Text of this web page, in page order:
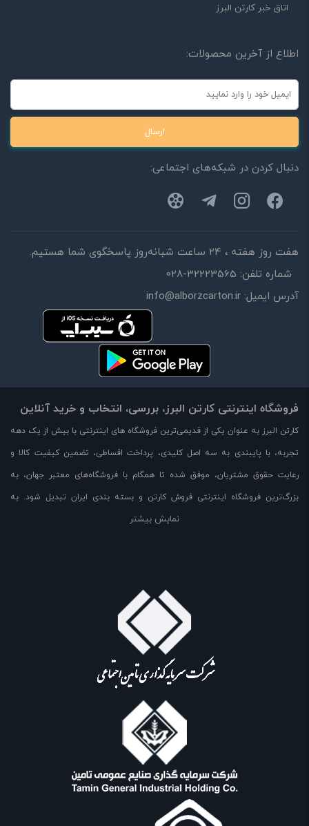
اتاق خبر کارتن البرز
اطلاع از آخرین محصولات:
ارسال
دنبال کردن در شبکه‌های اجتماعی:
هفت روز هفته ، 24 ساعت شبانه‌روز پاسخگوی شما هستیم.
شماره تلفن: 028-32223565
آدرس ایمیل: info@alborzcarton.ir
فروشگاه اینترنتی کارتن البرز، بررسی، انتخاب و خرید آنلاین
کارتن البرز به عنوان یکی از قدیمی‌ترین فروشگاه های اینترنتی با بیش از یک دهه
تجربه، با پایبندی به سه اصل کلیدی، پرداخت اقساطی، تضمین کیفیت کالا و
رعایت حقوق مشتریان، موفق شده تا همگام با فروشگاه‌های معتبر جهان، به
بزرگ‌ترین فروشگاه اینترنتی فروش کارتن و بسته بندی ایران تبدیل شود. به
محض ورود به کارتن البرز با یک سایت هوشمند رو به رو می‌شوید! هر آنچه که
شما عزیزان خدمت رسانی نماید. امید است با کمک شما عزیزان و یاری کارگران و
کارمندان زیر سایه خداوند باری تعالی بهترین خدمات را به شما عرضه نماییم.
نمایش بیشتر